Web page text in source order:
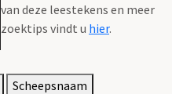
van deze leestekens en meer
zoektips vindt u hier.
Scheepsnaam